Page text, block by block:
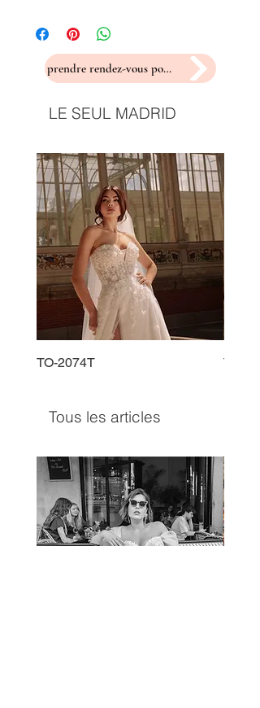
prendre rendez-vous pour un essayage
LE SEUL MADRID
TO-2074T TO-
Tous les articles